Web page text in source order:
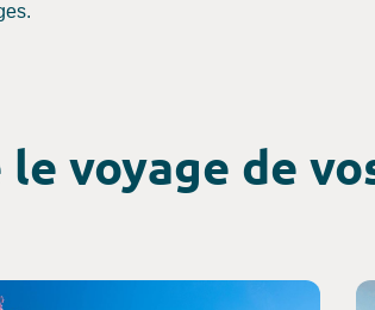
voyage de
de voyage